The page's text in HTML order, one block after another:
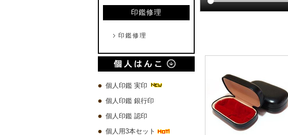
印鑑修理
印鑑修理
個人印鑑 実印
個人印鑑 銀行印
個人印鑑 認印
個人用3本セット